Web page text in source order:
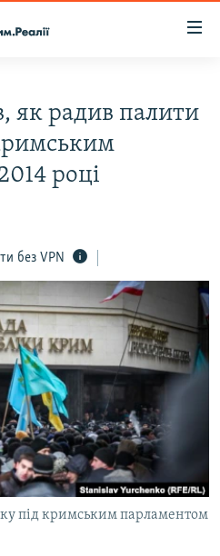
як радив палити
році
без VPN
під кримським парламентом